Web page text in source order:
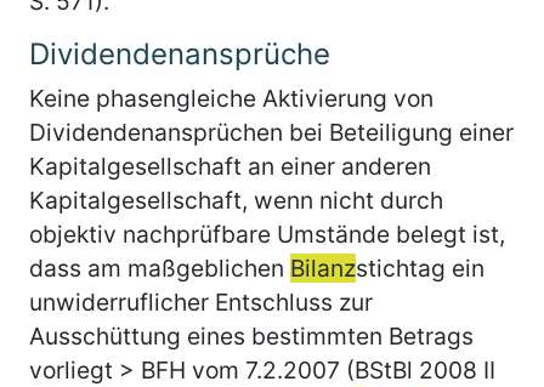
Dividendenansprüche
Keine phasengleiche Aktivierung von
Dividendenansprüchen bei Beteiligung einer
Kapitalgesellschaft an einer anderen
Kapitalgesellschaft, wenn nicht durch
objektiv nachprüfbare Umstände belegt ist,
dass am maßgeblichen Bilanzstichtag ein
unwiderruflicher Entschluss zur
Ausschüttung eines bestimmten Betrags
vorliegt > BFH vom 7.2.2007 (BStBl 2008 II